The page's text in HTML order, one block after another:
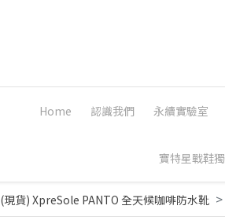
Home 認識我們 永續實驗室
寶特星戰鞋
(現貨) XpreSole PANTO 全天候咖啡防水靴